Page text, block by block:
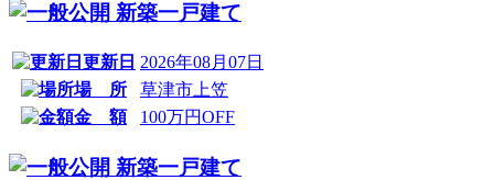
新築一戸建て
更新日 2026年08月07日
場 所
草津市上笠
金 額
100万円OFF
新築一戸建て